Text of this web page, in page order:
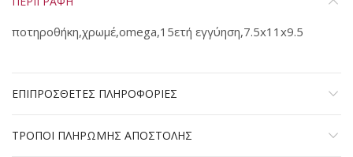
ποτηροθήκη,χρωμέ,omega,15ετή εγγύηση,7.5x11x9.5
ΕΠΙΠΡΟΣΘΕΤΕΣ ΠΛΗΡΟΦΟΡΙΕΣ
ΤΡΟΠΟΙ ΠΛΗΡΩΜΗΣ ΑΠΟΣΤΟΛΗΣ